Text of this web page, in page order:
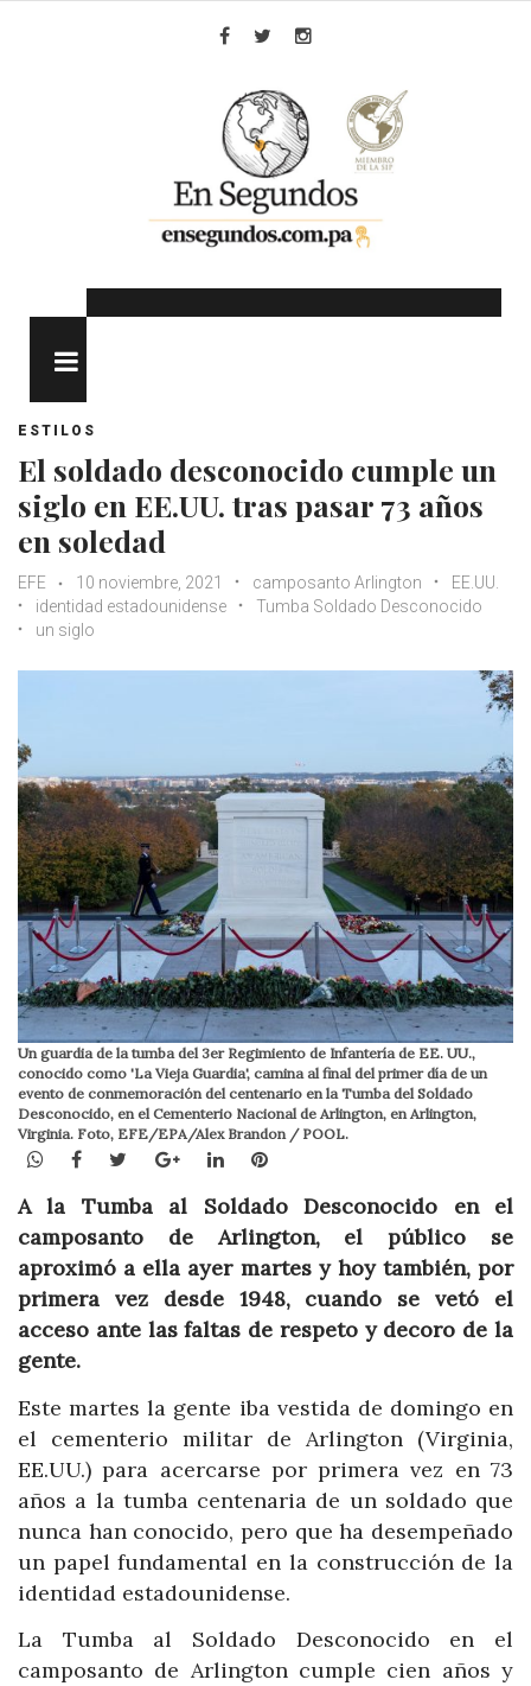
ESTILOS
El soldado desconocido cumple un
siglo en EE.UU. tras pasar 73 años
en soledad
EFE 10 noviembre, 2021 camposanto Arlington
EE.UU.
identidad estadounidense
Tumba Soldado Desconocido
un siglo
Un guardia de la tumba del 3er Regimiento de Infantería de EE. UU.,
conocido como 'La Vieja Guardia', camina al final del primer día de un
evento de conmemoración del centenario en la Tumba del Soldado
Desconocido, en el Cementerio Nacional de Arlington, en Arlington,
Virginia. Foto, EFE/EPA/Alex Brandon / POOL.
WhatsApp
Facebook
TwitterGoogle+LinkedInPinterest
A la Tumba al Soldado Desconocido en el
camposanto de Arlington, el público se
aproximó a ella ayer martes y hoy también, por
primera vez desde 1948, cuando se vetó el
acceso ante las faltas de respeto y decoro de la
gente.
Este martes la gente iba vestida de domingo en
el cementerio militar de Arlington (Virginia,
EE.UU.) para acercarse por primera vez en 73
años a la tumba centenaria de un soldado que
nunca han conocido, pero que ha desempeñado
un papel fundamental en la construcción de la
identidad estadounidense.
La Tumba al Soldado Desconocido en el
camposanto de Arlington cumple cien años y